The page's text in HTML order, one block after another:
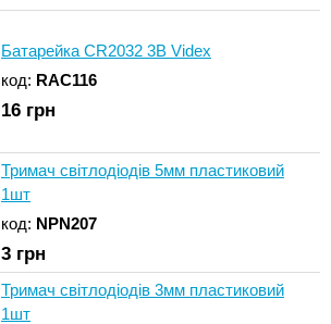
Батарейка CR2032 3В Videx
код: RAC116
16 грн
Тримач світлодіодів 5мм пластиковий
1шт
код: NPN207
3 грн
Тримач світлодіодів 3мм пластиковий
1шт